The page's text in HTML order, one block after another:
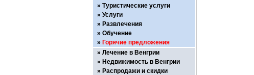
Туристические услуги
Услуги
Развлечения
Обучение
Горячие предложения
Лечение в Венгрии
Недвижимость в Венгрии
Распродажи и скидки